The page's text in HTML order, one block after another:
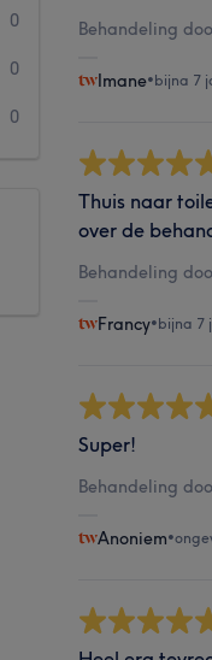
0
0
0
Behandeling
Imane•bijna 7
Thuis naar
over de
Behandeling
Francy•bijna 7
Super!
Behandeling
Anoniem•